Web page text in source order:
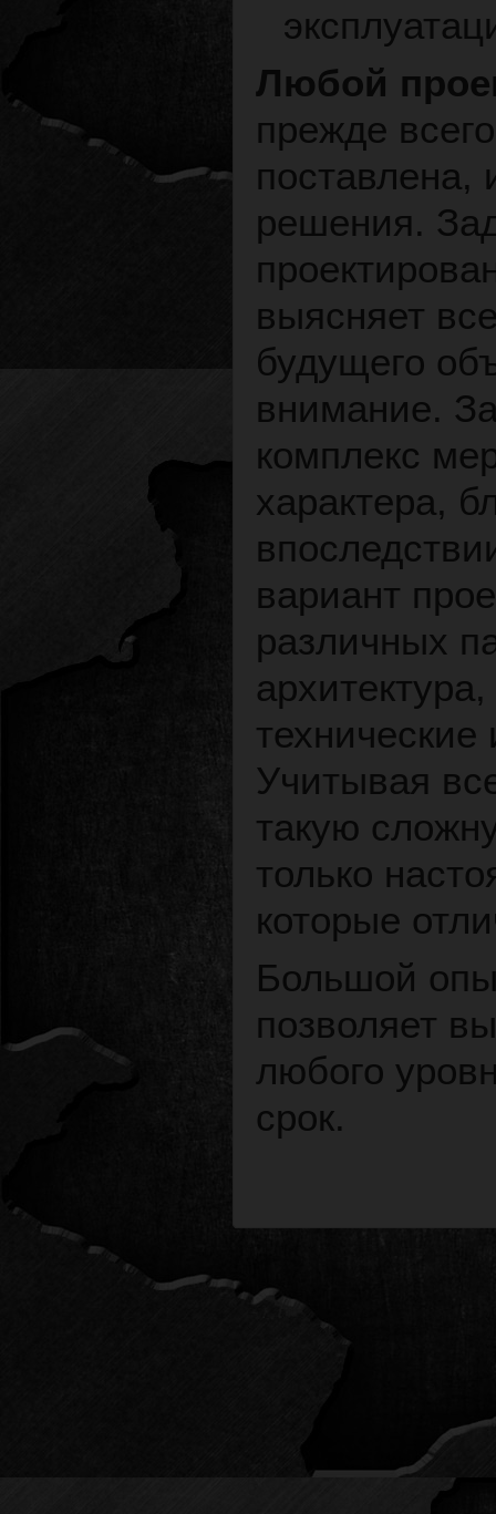
Любой
прежде
поставлена,
решения.
выясняет
будущего
внимание.
комплекс
характера,
вариант
различных
Учитывая
такую
только
которые
Большой
позволяет
любого
срок.
•
•